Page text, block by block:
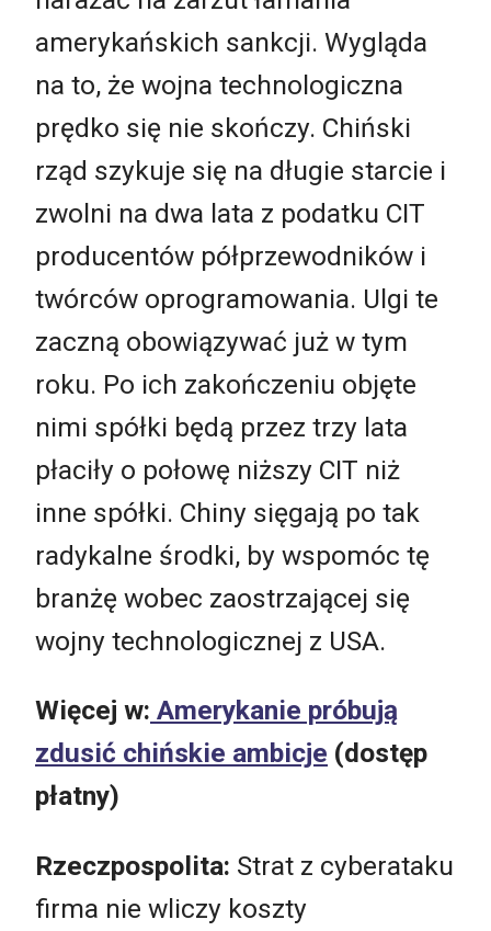
amerykańskich sankcji. Wygląda
na to, że wojna technologiczna
prędko się nie skończy. Chiński
rząd szykuje się na długie starcie i
zwolni na dwa lata z podatku CIT
producentów półprzewodników i
twórców oprogramowania. Ulgi te
zaczną obowiązywać już w tym
roku. Po ich zakończeniu objęte
nimi spółki będą przez trzy lata
płaciły o połowę niższy CIT niż
inne spółki. Chiny sięgają po tak
radykalne środki, by wspomóc tę
branżę wobec zaostrzającej się
wojny technologicznej z USA.
Więcej w: Amerykanie próbują
zdusić chińskie ambicje (dostęp
płatny)
Rzeczpospolita: Strat z cyberataku
firma nie wliczy koszty